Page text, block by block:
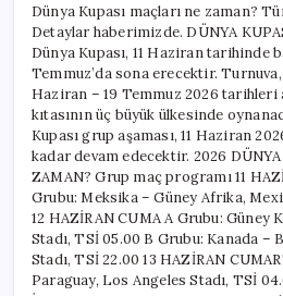
Dünya Kupası maçları ne zaman?
Detaylar haberimizde. DÜNYA
Dünya Kupası, 11 Haziran tarihinde
Temmuz’da sona erecektir. Turnuva,
Haziran – 19 Temmuz 2026 tarihleri
kıtasının üç büyük ülkesinde
Kupası grup aşaması, 11 Haziran
kadar devam edecektir. 2026
ZAMAN? Grup maç programı 11
Grubu: Meksika – Güney Afrika,
12 HAZİRAN CUMA A Grubu: Güney
Stadı, TSİ 05.00 B Grubu: Kanada
Stadı, TSİ 22.00 13 HAZİRAN
Paraguay, Los Angeles Stadı, TSİ